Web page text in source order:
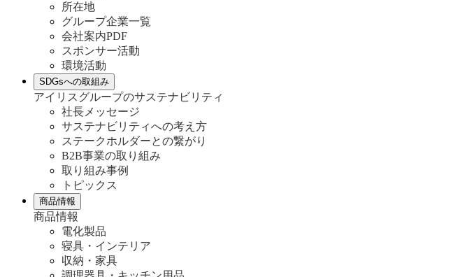
所在地
グループ企業一覧
会社案内PDF
スポンサー活動
環境活動
SDGsへの取組み
アイリスグループのサステナビリティ
社長メッセージ
サステナビリティへの考え方
ステークホルダーとの繋がり
B2B事業の取り組み
取り組み事例
トピックス
商品情報
商品情報
電化製品
寝具・インテリア
収納・家具